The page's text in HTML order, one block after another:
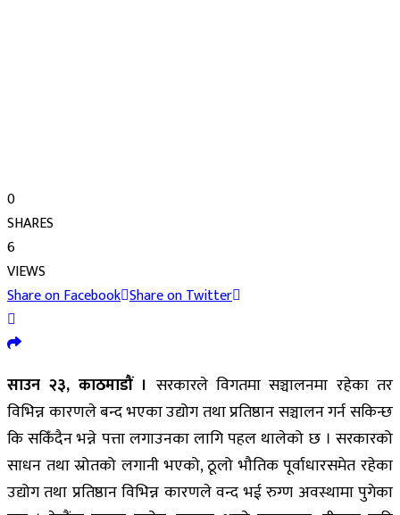
0
SHARES
6
VIEWS
Share on Facebook Share on Twitter
साउन २३, काठमाडौं । सरकारले विगतमा सञ्चालनमा रहेका तर
विभिन्न कारणले बन्द भएका उद्योग तथा प्रतिष्ठान सञ्चालन गर्न सकिन्छ
कि सकिँदैन भन्ने पत्ता लगाउनका लागि पहल थालेको छ । सरकारको
साधन तथा स्रोतको लगानी भएको, ठूलो भौतिक पूर्वाधारसमेत रहेका
उद्योग तथा प्रतिष्ठान विभिन्न कारणले वन्द भई रुग्ण अवस्थामा पुगेका